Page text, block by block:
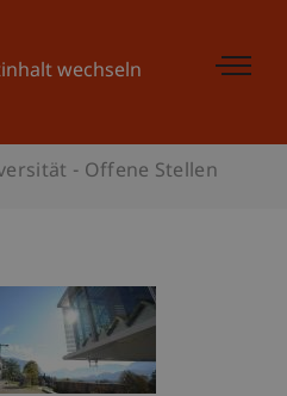
wechseln
- Offene Stellen